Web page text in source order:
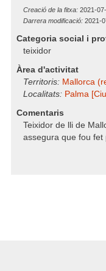
Creació de la fitxa: 2021-
Darrera modificació: 2021-
Categoria social i
teixidor
Àrea d'activitat
Territoris: Mallorca
Localitats: Palma
Comentaris
Teixidor de lli de
assegura que fou fet